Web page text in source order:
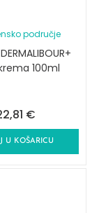
područje
100ml
€
U KOŠARICU